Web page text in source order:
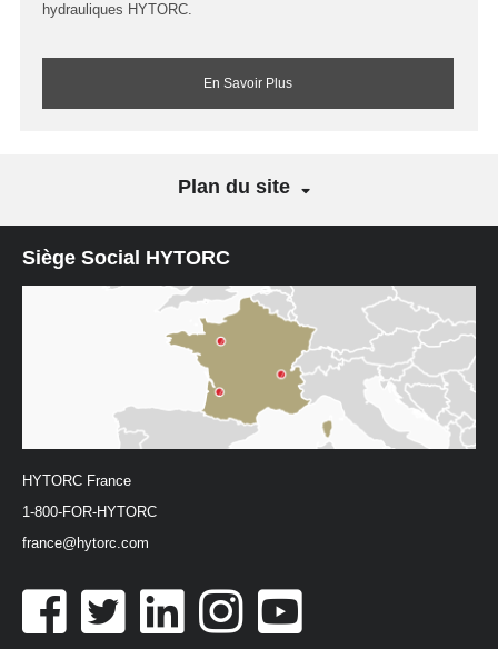
hydrauliques HYTORC.
En Savoir Plus
Plan du site
Siège Social HYTORC
HYTORC France
1-800-FOR-HYTORC
france@hytorc.com